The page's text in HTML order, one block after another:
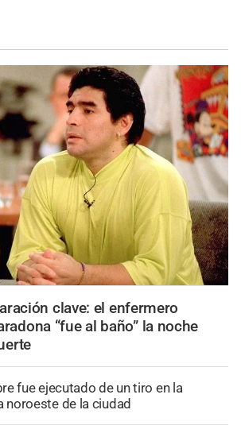
clave: el enfermero
“fue al baño” la noche
fue ejecutado de un tiro en la
noroeste de la ciudad